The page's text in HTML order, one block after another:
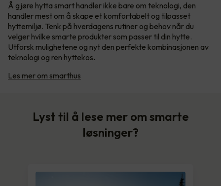
Å gjøre hytta smart handler ikke bare om teknologi, den
handler mest om å skape et komfortabelt og tilpasset
hyttemiljø. Tenk på hverdagens rutiner og behov når du
velger hvilke smarte produkter som passer til din hytte.
Utforsk mulighetene og nyt den perfekte kombinasjonen av
teknologi og ren hyttekos.
Les mer om smarthus
Lyst til å lese mer om smarte
løsninger?